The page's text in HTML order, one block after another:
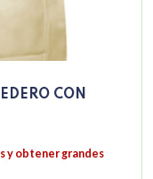
CON
y obtener grandes